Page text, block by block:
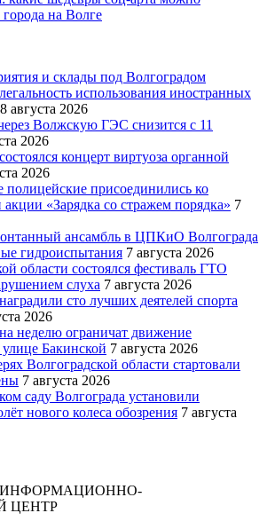
города на Волге
и склады под Волгоградом
использования иностранных
8 августа 2026
Волжскую ГЭС снизится с 11
2026
концерт виртуоза органной
2026
полицейские присоединились ко
акции «Зарядка со стражем порядка» 7
ансамбль в ЦПКиО Волгограда
гидроиспытания 7 августа 2026
области состоялся фестиваль ГТО
слуха 7 августа 2026
сто лучших деятелей спорта
2026
неделю ограничат движение
Бакинской 7 августа 2026
Волгоградской области стартовали
7 августа 2026
саду Волгограда установили
нового колеса обозрения 7 августа
ЦЕНТР